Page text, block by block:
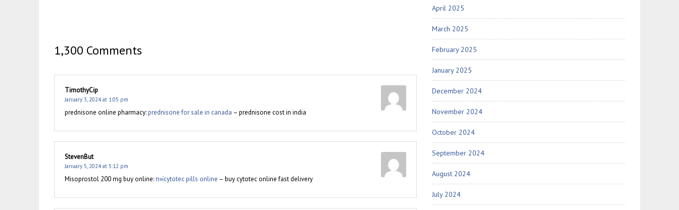
1,300 Comments
TimothyCip
January 3, 2024 at 1:05 pm
prednisone online pharmacy:prednisone for sale in canada – prednisone cost in india
StevenBut
January 5, 2024 at 5:12 pm
Misoprostol 200 mg buy online:п»їcytotec pills online – buy cytotec online fast delivery
April 2025
March 2025
February 2025
January 2025
December 2024
November 2024
October 2024
September 2024
August 2024
July 2024